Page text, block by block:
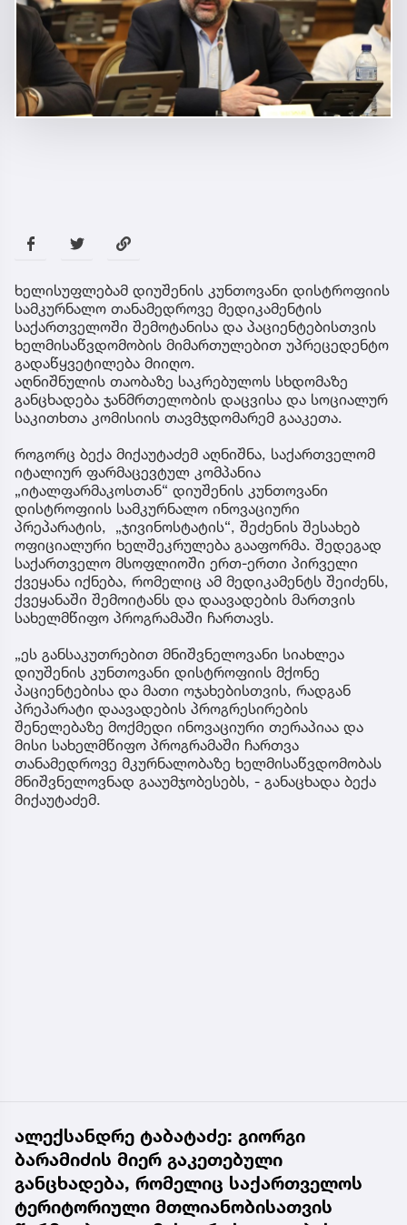
ხელისუფლებამ დიუშენის კუნთოვანი დისტროფიის
სამკურნალო თანამედროვე მედიკამენტის
საქართველოში შემოტანისა და პაციენტებისთვის
ხელმისაწვდომობის მიმართულებით უპრეცედენტო
გადაწყვეტილება მიიღო.
აღნიშნულის თაობაზე საკრებულოს სხდომაზე
განცხადება ჯანმრთელობის დაცვისა და სოციალურ
საკითხთა კომისიის თავმჯდომარემ გააკეთა.
როგორც ბექა მიქაუტაძემ აღნიშნა, საქართველომ
იტალიურ ფარმაცევტულ კომპანია
„იტალფარმაკოსთან“ დიუშენის კუნთოვანი
დისტროფიის სამკურნალო ინოვაციური
პრეპარატის, „ჯივინოსტატის“, შეძენის შესახებ
ოფიციალური ხელშეკრულება გააფორმა. შედეგად
საქართველო მსოფლიოში ერთ-ერთი პირველი
ქვეყანა იქნება, რომელიც ამ მედიკამენტს შეიძენს,
ქვეყანაში შემოიტანს და დაავადების მართვის
სახელმწიფო პროგრამაში ჩართავს.
„ეს განსაკუთრებით მნიშვნელოვანი სიახლეა
დიუშენის კუნთოვანი დისტროფიის მქონე
პაციენტებისა და მათი ოჯახებისთვის, რადგან
პრეპარატი დაავადების პროგრესირების
შენელებაზე მოქმედი ინოვაციური თერაპიაა და
მისი სახელმწიფო პროგრამაში ჩართვა
თანამედროვე მკურნალობაზე ხელმისაწვდომობას
მნიშვნელოვნად გააუმჯობესებს, - განაცხადა ბექა
მიქაუტაძემ.
ალექსანდრე ტაბატაძე: გიორგი
ბარამიძის მიერ გაკეთებული
განცხადება, რომელიც საქართველოს
ტერიტორიული მთლიანობისათვის